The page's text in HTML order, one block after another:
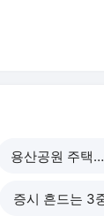
용산공원 주택공급